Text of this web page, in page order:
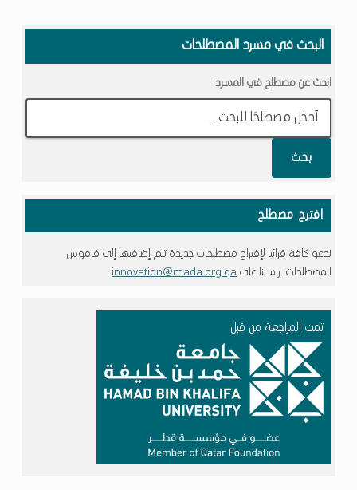
البحث في مسرد المصطلحات
ابحث عن مصطلح في المسرد
بحث
اقترح مصطلح
ندعو كافة قرائنا لإقتراح مصطلحات جديدة تتم إضافتها إلى قاموس
المصطلحات. راسلنا على innovation@mada.org.qa
تمت المراجعة من قبل